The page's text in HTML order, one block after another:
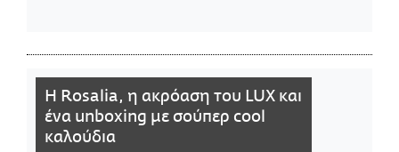
Η Rosalia, η ακρόαση του LUX και
ένα unboxing με σούπερ cool
καλούδια